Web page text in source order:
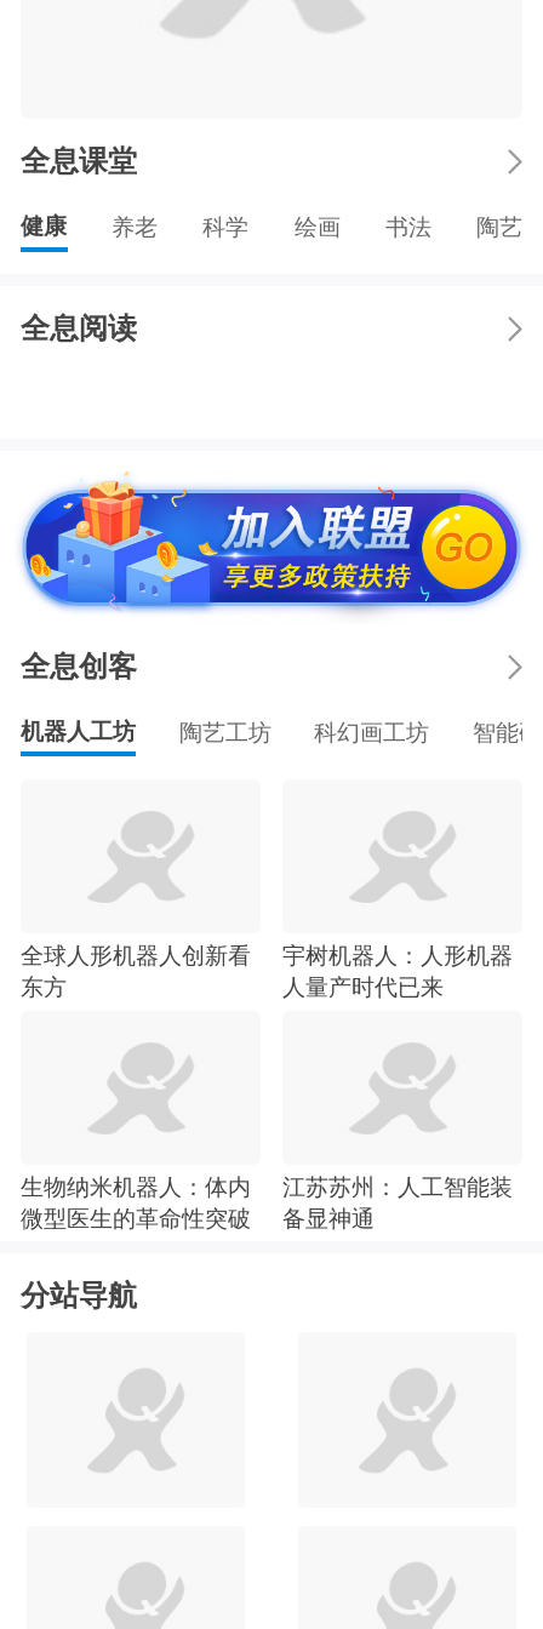
全息课堂
健康 养老 科学 绘画 书法 陶艺
全息阅读
全息创客
机器人工坊 陶艺工坊 科幻画工坊 智能
全球人形机器人创新看
东方
宇树机器人：人形机器
人量产时代已来
生物纳米机器人：体内
微型医生的革命性突破
江苏苏州：人工智能装
备显神通
分站导航